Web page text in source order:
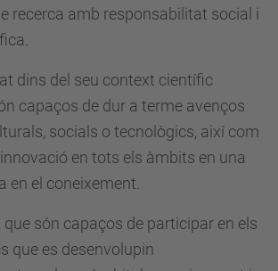
recerca amb responsabilitat social i
dins del seu context científic
capaços de dur a terme avenços
socials o tecnològics, així com
en tots els àmbits en una
en el coneixement.
són capaços de participar en els
que es desenvolupin